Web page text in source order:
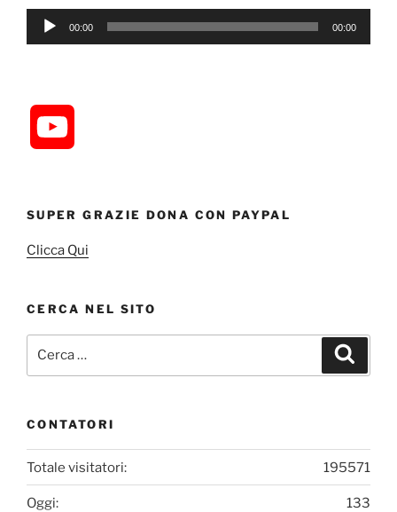
Audio
00:00 00:00
T
u
h
SUPER GRAZIE DONA CON PAYPAL
Clicca Qui
CERCA NEL SITO
Cerca:
CONTATORI
195571
Totale visitatori:
133
Oggi: